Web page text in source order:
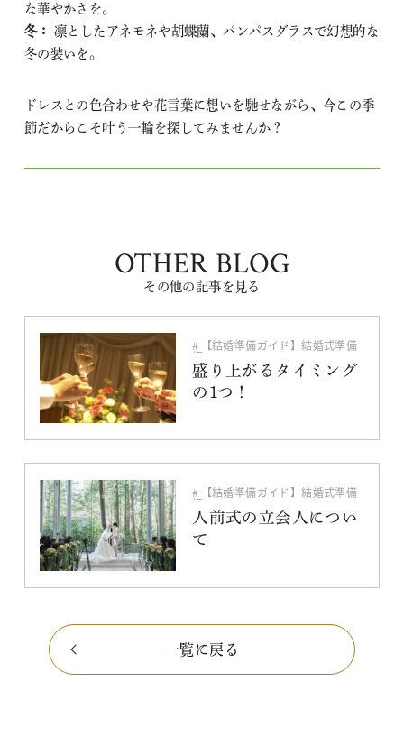
な華やかさを。
冬：
凛としたアネモネや胡蝶蘭、パンパスグラスで幻想的な
冬の装いを。
ドレスとの色合わせや花言葉に想いを馳せながら、今この季
節だからこそ叶う一輪を探してみませんか？
OTHER BLOG
その他の記事を見る
【結婚準備ガイド】結婚式準備
編
料理・ケーキ
盛り上がるタイミング
の1つ！
【結婚準備ガイド】結婚式準備
編
【結婚準備ガイド】その他
挙式スタイル
人前式の立会人につい
て
一覧に戻る